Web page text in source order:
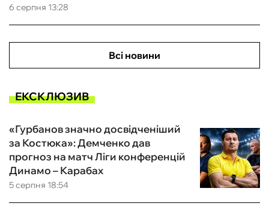
6 серпня 13:28
Всі новини
ЕКСКЛЮЗИВ
5 серпня 18:54
«Гурбанов значно досвідченіший
за Костюка»: Демченко дав
прогноз на матч Ліги конференцій
Динамо – Карабах